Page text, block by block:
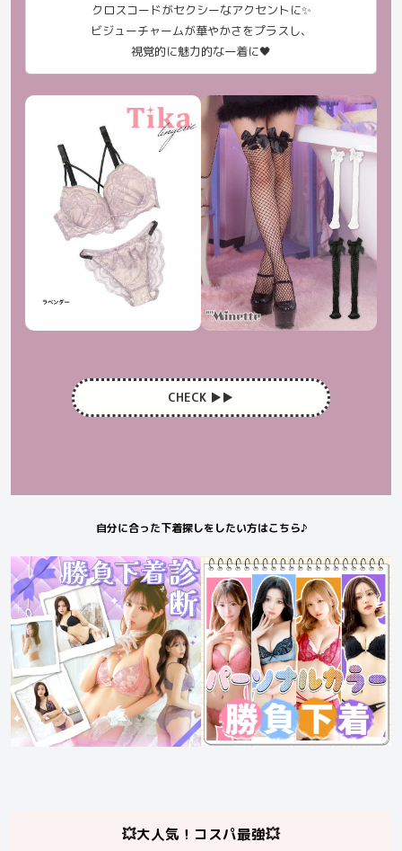
クロスコードがセクシーなアクセントに✨
ビジューチャームが華やかさをプラスし、
視覚的に魅力的な一着に🖤
CHECK ▶︎▶︎
自分に合った下着探しをしたい方はこちら♪
💥大人気！コスパ最強💥